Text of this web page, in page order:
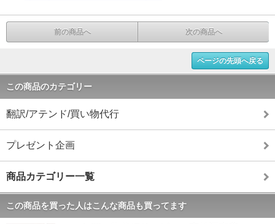
前の商品へ 次の商品へ
ページの先頭へ戻る
この商品のカテゴリー
翻訳/アテンド/買い物代行
プレゼント企画
商品カテゴリー一覧
この商品を買った人はこんな商品も買ってます